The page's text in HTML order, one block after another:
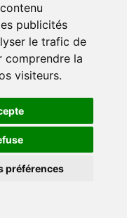
publicités
le trafic de
comprendre la
visiteurs.
préférences